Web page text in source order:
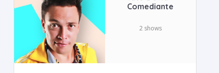
Comediante
2 shows